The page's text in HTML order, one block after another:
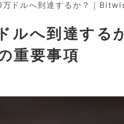
万ドルへ到達するか？｜
ルへ到達する
重要事項